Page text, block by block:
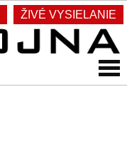
ŽIVÉ VYSIELANIE